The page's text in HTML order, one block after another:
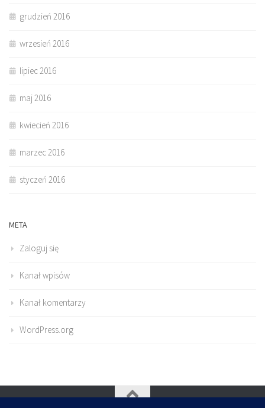
grudzień 2016
wrzesień 2016
lipiec 2016
maj 2016
kwiecień 2016
marzec 2016
styczeń 2016
META
Zaloguj się
Kanał wpisów
Kanał komentarzy
WordPress.org